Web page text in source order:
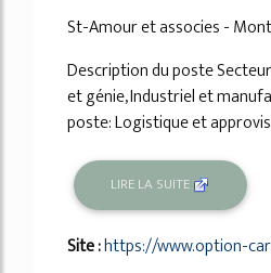
St-Amour et associes -
Description du poste
et génie, Industriel et
poste: Logistique et
LIRE LA SUITE
Site :https://www.option-